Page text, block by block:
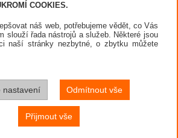
COOKIES.
náš web, potřebujeme vědět, co Vás
slouží řada nástrojů a služeb. Některé jsou
naší stránky nezbytné, o zbytku můžete
nastavení Odmítnout vše
Přijmout vše